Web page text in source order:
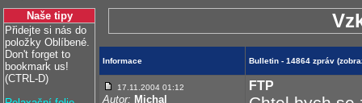
Naše tipy
Přidejte si nás do
položky Oblíbené.
Don't forget to
bookmark us!
(CTRL-D)
Informace Bulletin - 14864 zpráv
17.11.2004 01:12
Autor: Michal
FTP